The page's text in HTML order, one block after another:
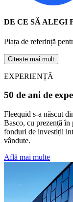
DE CE SĂ ALEGI
Piața de referință
Citește mai mult
EXPERIENȚĂ
50 de ani de
Fleequid s-a născut
Basco, cu prezență în
fonduri de investiții
vândute.
Află mai multe